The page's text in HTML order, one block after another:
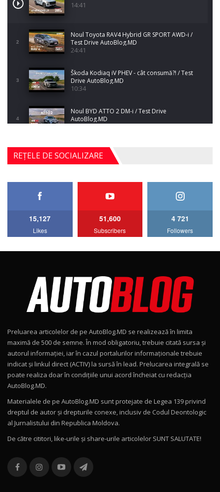
14:41
2
Noul Toyota RAV4 Hybrid GR SPORT AWD-i /
Test Drive AutoBlog.MD
24:41
3
Škoda Kodiaq iV PHEV - cât consumă?! / Test
Drive AutoBlog.MD
10:34
4
Noul BYD ATTO 2 DM-i / Test Drive
AutoBlog.MD
17:35
5
Noul Mercedes-Benz S-Class facelift (S 580
4MATIC V223) / Test Drive AutoBlog.MD
27:33
AutoBlog.MD
15:08
Noul Geely EX2 / Test Drive AutoBlog.MD
15:22
Mercedes-AMG E 53 HYBRID 4MATIC+ / Test
Drive AutoBlog.MD
16:27
11
Noul Volvo ES90 / Test Drive AutoBlog.MD
12
Noul MG HS / Test Drive AutoBlog.MD
16:48
13
combină aventura cu luxul / AutoBlog.MD
36:08
REȚELE DE SOCIALIZARE
15,127
Likes
51,600
Subscribers
4 721
Followers
Preluarea articolelor de pe AutoBlog.MD se realizează în limita
maximă de 500 de semne. În mod obligatoriu, trebuie citată sursa și
autorul informației, iar în cazul portalurilor informaționale trebuie
indicat și linkul direct (ACTIV) la sursă în lead. Prelucarea integrală se
poate realiza doar în condițiile unui acord încheiat cu redacţia
AutoBlog.MD.
Materialele de pe AutoBlog.MD sunt protejate de Legea 139 privind
dreptul de autor și drepturile conexe, inclusiv de Codul Deontologic
al Jurnalistului din Republica Moldova.
De către cititori, like-urile şi share-urile articolelor SUNT SALUTATE!